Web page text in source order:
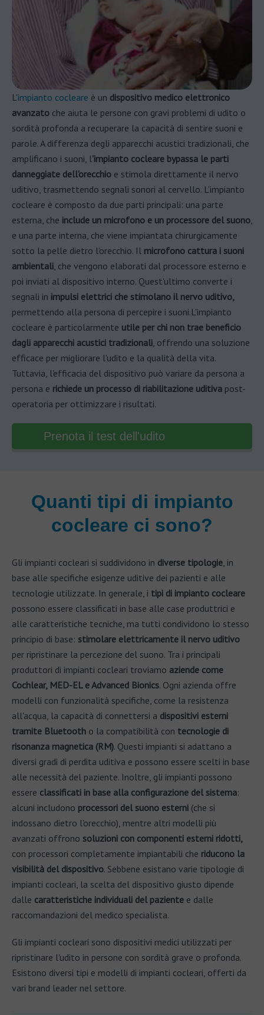
L'impianto cocleare è un dispositivo medico elettronico
avanzato che aiuta le persone con gravi problemi di udito o
sordità profonda a recuperare la capacità di sentire suoni e
parole. A differenza degli apparecchi acustici tradizionali, che
amplificano i suoni, l'impianto cocleare bypassa le parti
danneggiate dell'orecchio e stimola direttamente il nervo
uditivo, trasmettendo segnali sonori al cervello. L'impianto
cocleare è composto da due parti principali: una parte
esterna, che include un microfono e un processore del suono,
e una parte interna, che viene impiantata chirurgicamente
sotto la pelle dietro l'orecchio. Il microfono cattura i suoni
ambientali, che vengono elaborati dal processore esterno e
poi inviati al dispositivo interno. Quest'ultimo converte i
segnali in impulsi elettrici che stimolano il nervo uditivo,
permettendo alla persona di percepire i suoni.L'impianto
cocleare è particolarmente utile per chi non trae beneficio
dagli apparecchi acustici tradizionali, offrendo una soluzione
efficace per migliorare l'udito e la qualità della vita.
Tuttavia, l'efficacia del dispositivo può variare da persona a
persona e richiede un processo di riabilitazione uditiva post-
operatoria per ottimizzare i risultati.
Prenota il test dell'udito
Quanti tipi di impianto
cocleare ci sono?
Gli impianti cocleari si suddividono in diverse tipologie, in
base alle specifiche esigenze uditive dei pazienti e alle
tecnologie utilizzate. In generale, i tipi di impianto cocleare
possono essere classificati in base alle case produttrici e
alle caratteristiche tecniche, ma tutti condividono lo stesso
principio di base: stimolare elettricamente il nervo uditivo
per ripristinare la percezione del suono. Tra i principali
produttori di impianti cocleari troviamo aziende come
Cochlear, MED-EL e Advanced Bionics. Ogni azienda offre
modelli con funzionalità specifiche, come la resistenza
all'acqua, la capacità di connettersi a dispositivi esterni
tramite Bluetooth o la compatibilità con tecnologie di
risonanza magnetica (RM). Questi impianti si adattano a
diversi gradi di perdita uditiva e possono essere scelti in base
alle necessità del paziente. Inoltre, gli impianti possono
essere classificati in base alla configurazione del sistema:
alcuni includono processori del suono esterni (che si
indossano dietro l'orecchio), mentre altri modelli più
avanzati offrono soluzioni con componenti esterni ridotti,
con processori completamente impiantabili che riducono la
visibilità del dispositivo. Sebbene esistano varie tipologie di
impianti cocleari, la scelta del dispositivo giusto dipende
dalle caratteristiche individuali del paziente e dalle
raccomandazioni del medico specialista.
Gli impianti cocleari sono dispositivi medici utilizzati per
ripristinare l'udito in persone con sordità grave o profonda.
Esistono diversi tipi e modelli di impianti cocleari, offerti da
vari brand leader nel settore.